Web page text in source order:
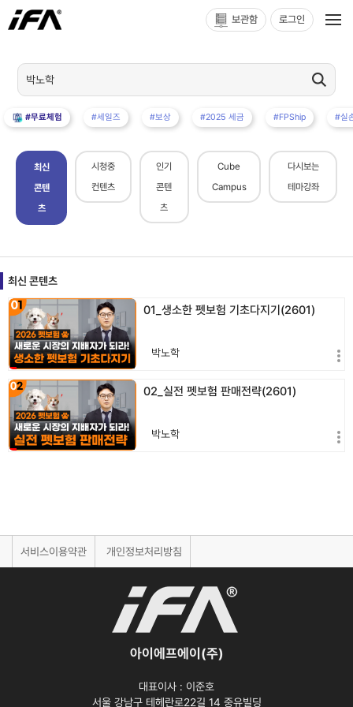
보관함 로그인
#무료체험 #세일즈 #보상 #2025 세금 #FPShip #실
최신
콘텐
츠
시청중
컨텐츠
인기
콘텐
츠
Cube
Campus
다시보는
테마강좌
최신 콘텐츠
01_생소한 펫보험 기초다지기(2601)
박노학
02_실전 펫보험 판매전략(2601)
박노학
서비스이용약관 개인정보처리방침
아이에프에이(주)
대표이사 : 이준호
서울 강남구 테헤란로22길 14 중유빌딩